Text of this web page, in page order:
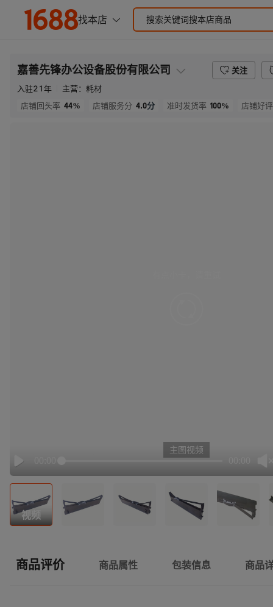
嘉善先锋办公设备股份有限公司
关注
入驻21年 主营： 耗材
店铺回头率 44% 店铺服务分 4.0分 准时发货率 100% 店铺好
Play
主图视频
视频
商品评价 商品属性 包装信息 商品